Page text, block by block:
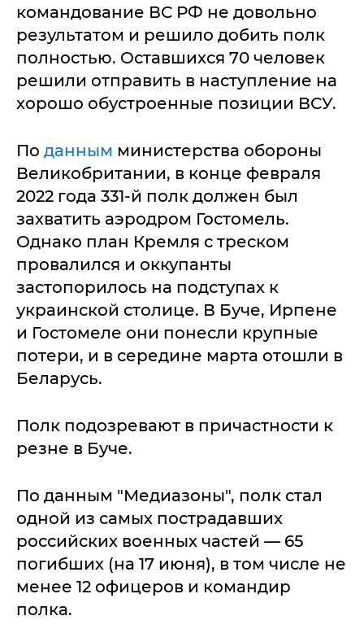
командование ВС РФ не довольно
результатом и решило добить полк
полностью. Оставшихся 70 человек
решили отправить в наступление на
хорошо обустроенные позиции ВСУ.
По данным министерства обороны
Великобритании, в конце февраля
2022 года 331-й полк должен был
захватить аэродром Гостомель.
Однако план Кремля с треском
провалился и оккупанты
застопорилось на подступах к
украинской столице. В Буче, Ирпене
и Гостомеле они понесли крупные
потери, и в середине марта отошли в
Беларусь.
Полк подозревают в причастности к
резне в Буче.
По данным "Медиазоны", полк стал
одной из самых пострадавших
российских военных частей — 65
погибших (на 17 июня), в том числе не
менее 12 офицеров и командир
полка.